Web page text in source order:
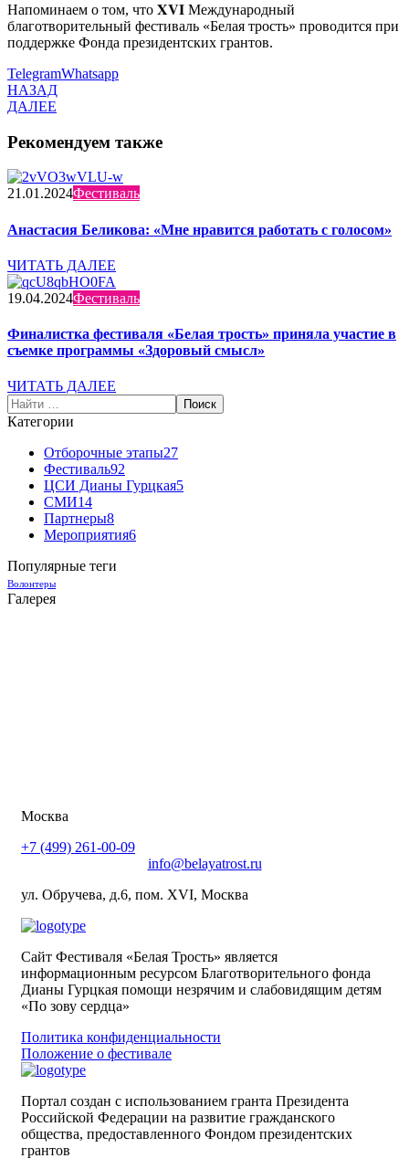
Напоминаем о том, что 𝐗𝐕𝐈 Международный
благотворительный фестиваль «Белая трость» проводится при
поддержке Фонда президентских грантов.
TelegramWhatsapp
НАЗАД
ДАЛЕЕ
Рекомендуем также
21.01.2024Фестиваль
Анастасия Беликова: «Мне нравится работать с голосом»
ЧИТАТЬ ДАЛЕЕ
19.04.2024Фестиваль
Финалистка фестиваля «Белая трость» приняла участие в
съемке программы «Здоровый смысл»
ЧИТАТЬ ДАЛЕЕ
Категории
Отборочные этапы27
Фестиваль92
ЦСИ Дианы Гурцкая5
СМИ14
Партнеры8
Мероприятия6
Популярные теги
Волонтеры
Галерея
Москва
+7 (499) 261-00-09
info@belayatrost.ru
ул. Обручева, д.6, пом. XVI, Москва
Сайт Фестиваля «Белая Трость» является
информационным ресурсом Благотворительного фонда
Дианы Гурцкая помощи незрячим и слабовидящим детям
«По зову сердца»
Политика конфиденциальности
Положение о фестивале
Портал создан с использованием гранта Президента
Российской Федерации на развитие гражданского
общества, предоставленного Фондом президентских
грантов